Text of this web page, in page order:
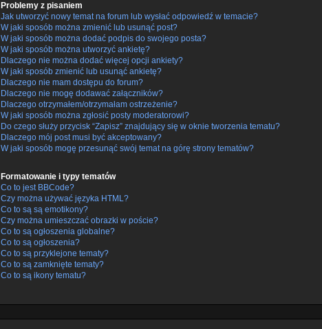
Problemy z pisaniem
Jak utworzyć nowy temat na forum lub wysłać odpowiedź w temacie?
W jaki sposób można zmienić lub usunąć post?
W jaki sposób można dodać podpis do swojego posta?
W jaki sposób można utworzyć ankietę?
Dlaczego nie można dodać więcej opcji ankiety?
W jaki sposób zmienić lub usunąć ankietę?
Dlaczego nie mam dostępu do forum?
Dlaczego nie mogę dodawać załączników?
Dlaczego otrzymałem/otrzymałam ostrzeżenie?
W jaki sposób można zgłosić posty moderatorowi?
Do czego służy przycisk “Zapisz” znajdujący się w oknie tworzenia tematu?
Dlaczego mój post musi być akceptowany?
W jaki sposób mogę przesunąć swój temat na górę strony tematów?
Formatowanie i typy tematów
Co to jest BBCode?
Czy można używać języka HTML?
Co to są są emotikony?
Czy można umieszczać obrazki w poście?
Co to są ogłoszenia globalne?
Co to są ogłoszenia?
Co to są przyklejone tematy?
Co to są zamknięte tematy?
Co to są ikony tematu?